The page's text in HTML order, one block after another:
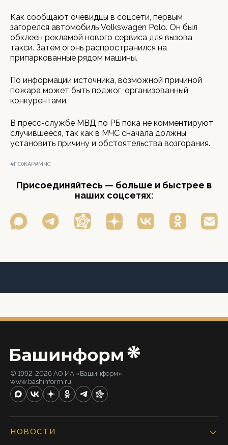
Как сообщают очевидцы в соцсети, первым
загорелся автомобиль Volkswagen Polo. Он был
обклеен рекламой нового сервиса для вызова
такси. Затем огонь распространился на
припаркованные рядом машины.
По информации источника, возможной причиной
пожара может быть поджог, организованный
конкурентами.
В пресс-службе МВД по РБ пока не комментируют
случившееся, так как в МЧС сначала должны
установить причину и обстоятельства возгорания.
#ПОЖАР#МЧС
Присоединяйтесь — больше и быстрее в
наших соцсетях:
© 1992-2026 АО ИА «Башинформ».
www.bashinform.ru
НОВОСТИ